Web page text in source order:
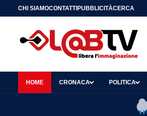
CHI SIAMOCONTATTIPUBBLICITÀCERCA
HOME CRONACA POLITICA